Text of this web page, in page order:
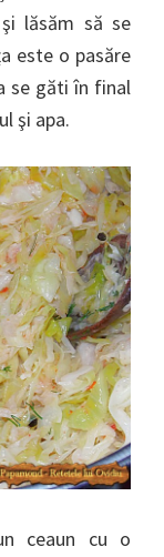
lăsăm să se
este o pasăre
se găti în final
şi apa.
ceaun cu o